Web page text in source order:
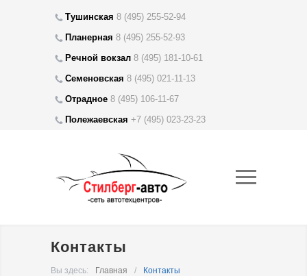
Тушинская 8 (495) 255-52-94
Планерная 8 (495) 255-52-93
Речной вокзал 8 (495) 181-10-61
Семеновская 8 (495) 021-11-13
Отрадное 8 (495) 106-11-67
Полежаевская +7 (495) 023-23-23
Контакты
Вы здесь: Главная / Контакты